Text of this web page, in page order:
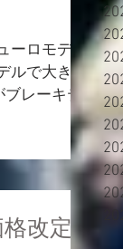
ーロモデル
ルで大きく
レーキテ
ッチもブレ
。 コントロ
のブレーキ
改定